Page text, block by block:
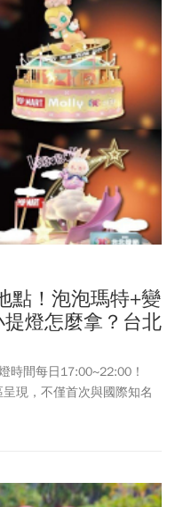
謂的「扣倒」規則，若5局
差達10分以上，比賽將提前
北。曾豪駒賽後接受訪問
力想要表現，但是從開賽
讓選手趕快找到手感，他
任都是我自己扛就好」，
場必須要去做好的地方。
點！泡泡瑪特+變
燈怎麼拿？台北
時間每日17:00~22:00！
現，不僅首次與國際知名
公尺高柯博文現身！西門
時發放？2026台北燈節資